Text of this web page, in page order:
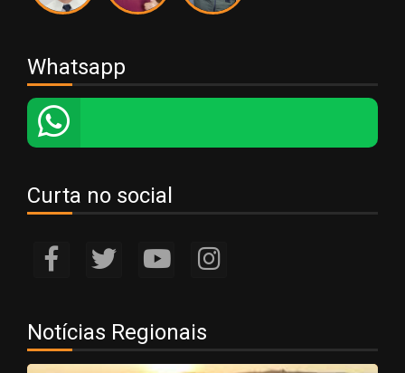
Whatsapp
Curta no social
Notícias Regionais